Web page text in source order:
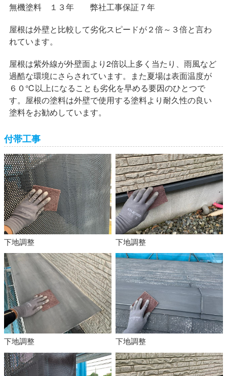
無機塗料 １３年 弊社工事保証７年
屋根は外壁と比較して劣化スピードが２倍～３倍と言わ
れています。
屋根は紫外線が外壁面より2倍以上多く当たり、雨風など
過酷な環境にさらされています。また夏場は表面温度が
６０℃以上になることも劣化を早める要因のひとつで
す。屋根の塗料は外壁で使用する塗料より耐久性の良い
塗料をお勧めしています。
付帯工事
下地調整 下地調整
下地調整 下地調整